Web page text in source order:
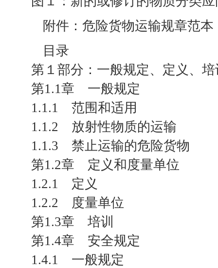
附件：危险货物运输规章范本
目录
第１部分：一般规定、定义、
第1.1章 一般规定
1.1.1 范围和适用
1.1.2 放射性物质的运输
1.1.3 禁止运输的危险货物
第1.2章 定义和度量单位
1.2.1 定义
1.2.2 度量单位
第1.3章 培训
第1.4章 安全规定
1.4.1 一般规定